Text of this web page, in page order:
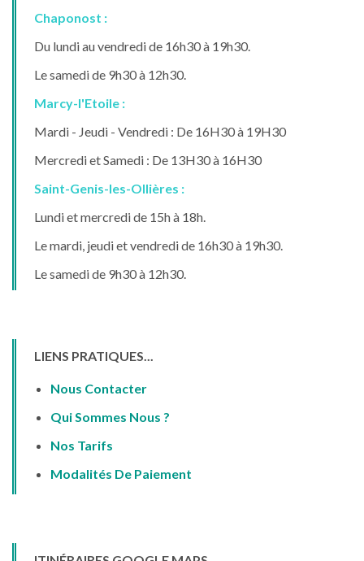
Chaponost :
Du lundi au vendredi de 16h30 à 19h30.
Le samedi de 9h30 à 12h30.
Marcy-l'Etoile :
Mardi - Jeudi - Vendredi : De 16H30 à 19H30
Mercredi et Samedi : De 13H30 à 16H30
Saint-Genis-les-Ollières :
Lundi et mercredi de 15h à 18h.
Le mardi, jeudi et vendredi de 16h30 à 19h30.
Le samedi de 9h30 à 12h30.
LIENS PRATIQUES...
Nous Contacter
Qui Sommes Nous ?
Nos Tarifs
Modalités De Paiement